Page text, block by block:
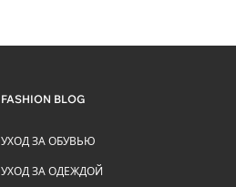
FASHION BLOG
УХОД ЗА ОБУВЬЮ
УХОД ЗА ОДЕЖДОЙ